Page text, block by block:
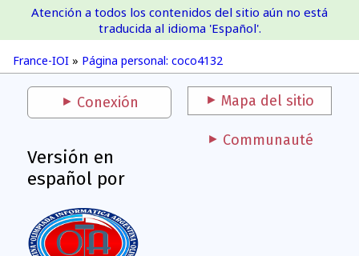
France-IOI
France-IOI » Página personal: coco4132
Atención a todos los contenidos del sitio aún no está
traducida al idioma 'Español'.
Conexión Mapa del sitio
Versión en
español por
Communauté